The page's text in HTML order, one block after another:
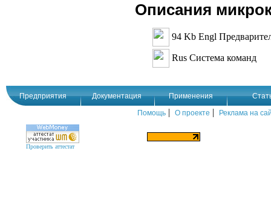
Описания
94 Kb Engl
Rus Система команд
Предприятия Документация Применения
Помощь | О проекте | Реклама на
Проверить аттестат